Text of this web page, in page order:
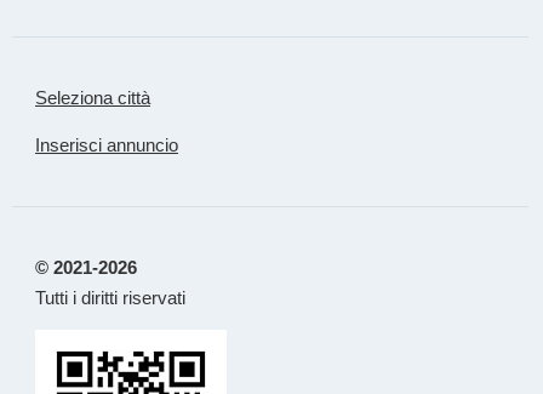
Seleziona città
Inserisci annuncio
© 2021-2026
Tutti i diritti riservati